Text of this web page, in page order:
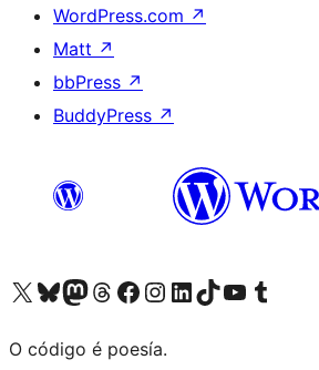
WordPress.com ↗
Matt ↗
bbPress ↗
BuddyPress ↗
Visita la cuenta de X (anteriormente Twitter)
Visita a nosa conta de Bluesky
Visita a nosa conta de Mastodon
Visita a nosa conta de Threads
Visita a nosa páxina de Facebook
Visita a nosa conta de Instagram
Visita a nosa conta de LinkedIn
Visita a nosa conta de TikTok
Visita a nosa canle de YouTube
Visita a nosa conta de Tumblr
O código é poesía.